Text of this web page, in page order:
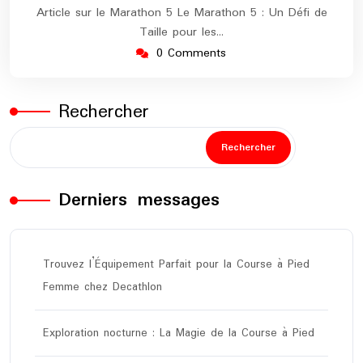
Article sur le Marathon 5 Le Marathon 5 : Un Défi de
Taille pour les…
0 Comments
Rechercher
Rechercher
Derniers messages
Trouvez l’Équipement Parfait pour la Course à Pied
Femme chez Decathlon
Exploration nocturne : La Magie de la Course à Pied